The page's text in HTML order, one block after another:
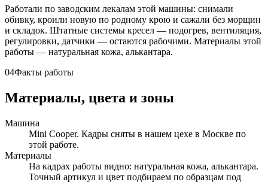
Работали по заводским лекалам этой машины: снимали
обивку, кроили новую по родному крою и сажали без морщин
и складок. Штатные системы кресел — подогрев, вентиляция,
регулировки, датчики — остаются рабочими. Материалы этой
работы — натуральная кожа, алькантара.
04Факты работы
Материалы, цвета и зоны
Машина
Mini Cooper. Кадры сняты в нашем цехе в Москве по
этой работе.
Материалы
На кадрах работы видно: натуральная кожа, алькантара.
Точный артикул и цвет подбираем по образцам под